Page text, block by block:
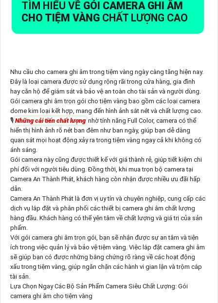
TÌM HIỂU VỀ GÓI CAMERA GHI ÂM
CHO TIỆM VÀNG CHẤT LƯỢNG CAO
Nhu cầu cho camera ghi âm trong tiệm vàng ngày càng tăng hiện nay.
Đây là loại camera được sử dụng rộng rãi trong cửa hàng, gia đình
hay căn hộ để giám sát và bảo vệ an toàn cho tài sản và người dùng.
Gói camera ghi âm trọn gói cho tiệm vàng bao gồm các loại camera
dome kim loại kết hợp, mang đến hình ảnh sắt nét và chất lượng cao.
🎙 Những cải tiến chất lượng nhờ tính năng Full Color, camera có thể
hiển thị hình ảnh rõ nét ban đêm như ban ngày, giúp bạn dễ dàng
quan sát mọi hoạt động xảy ra trong tiệm vàng ngay cả khi không có
ánh sáng.
Gói camera này cũng được thiết kế với giá thành rẻ, giúp tiết kiệm chi
phí đối với người tiêu dùng. Đồng thời, khi mua trọn bộ camera tại
Camera An Thành Phát, khách hàng còn nhận được nhiều ưu đãi hấp
dẫn.
Camera An Thành Phát là đơn vị uy tín và chuyên nghiệp, cung cấp các
dịch vụ lắp đặt và phân phối các thiết bị camera ghi âm chất lượng
hàng đầu. Khách hàng có thể yên tâm về chất lượng và giá trị của sản
phẩm.
Với gói camera ghi âm trọn gói, bạn sẽ nhận được sự an tâm và tiện
ích trong việc quản lý và bảo vệ tiệm vàng. Việc lắp đặt camera ghi âm
sẽ giúp bạn có được những bằng chứng rõ ràng về các hoạt động
xấu trong tiệm vàng, giúp ngăn chặn các hành vi gian lận và trộm cắp
tài sản.
Lựa Chọn Ngay Các Bộ Sản Phẩm Camera Siêu Chất Lượng: Gói
camera ghi âm cho tiệm vàng